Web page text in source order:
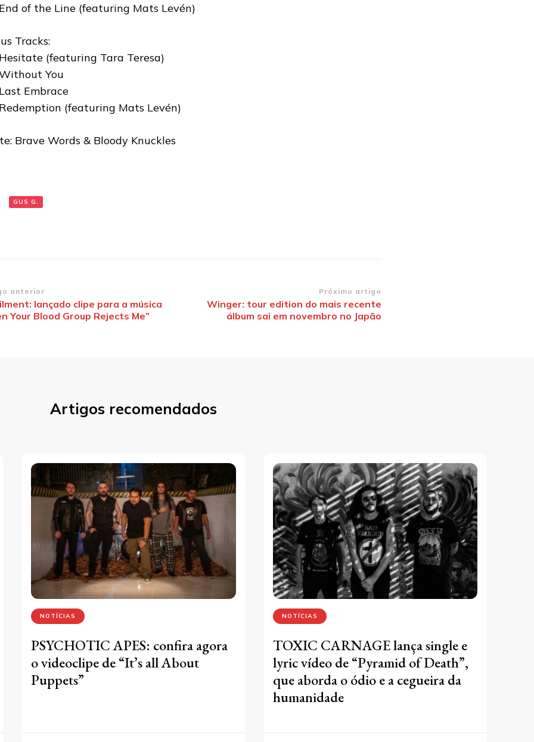
of the Line (featuring Mats Levén)
Tracks:
(featuring Tara Teresa)
You
Embrace
(featuring Mats Levén)
Brave Words & Bloody Knuckles
GUS G.
anterior
lançado clipe para a música
Your Blood Group Rejects Me”
Próximo artigo
Winger: tour edition do mais recente
álbum sai em novembro no Japão
Artigos recomendados
NOTÍCIAS
PSYCHOTIC APES: confira agora
o videoclipe de “It’s all About
Puppets”
NOTÍCIAS
TOXIC CARNAGE lança single e
lyric vídeo de “Pyramid of Death”,
que aborda o ódio e a cegueira da
humanidade